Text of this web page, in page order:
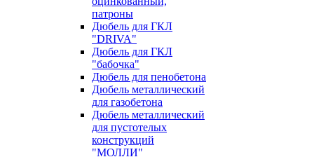
патроны
Дюбель для ГКЛ
"DRIVA"
Дюбель для ГКЛ
"бабочка"
Дюбель для пенобетона
Дюбель металлический
для газобетона
Дюбель металлический
для пустотелых
конструкций
"МОЛЛИ"